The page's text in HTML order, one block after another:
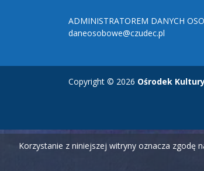
ADMINISTRATOREM DANYCH
daneosobowe@czudec.pl
Copyright © 2026 Ośrodek
Korzystanie z niniejszej witryny oznacza zgodę